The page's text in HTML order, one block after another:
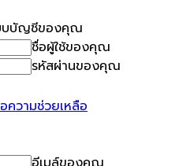
บบัญชีของคุณ
ชื่อผู้ใช้ของคุณ
รหัสผ่านของคุณ
ความช่วยเหลือ